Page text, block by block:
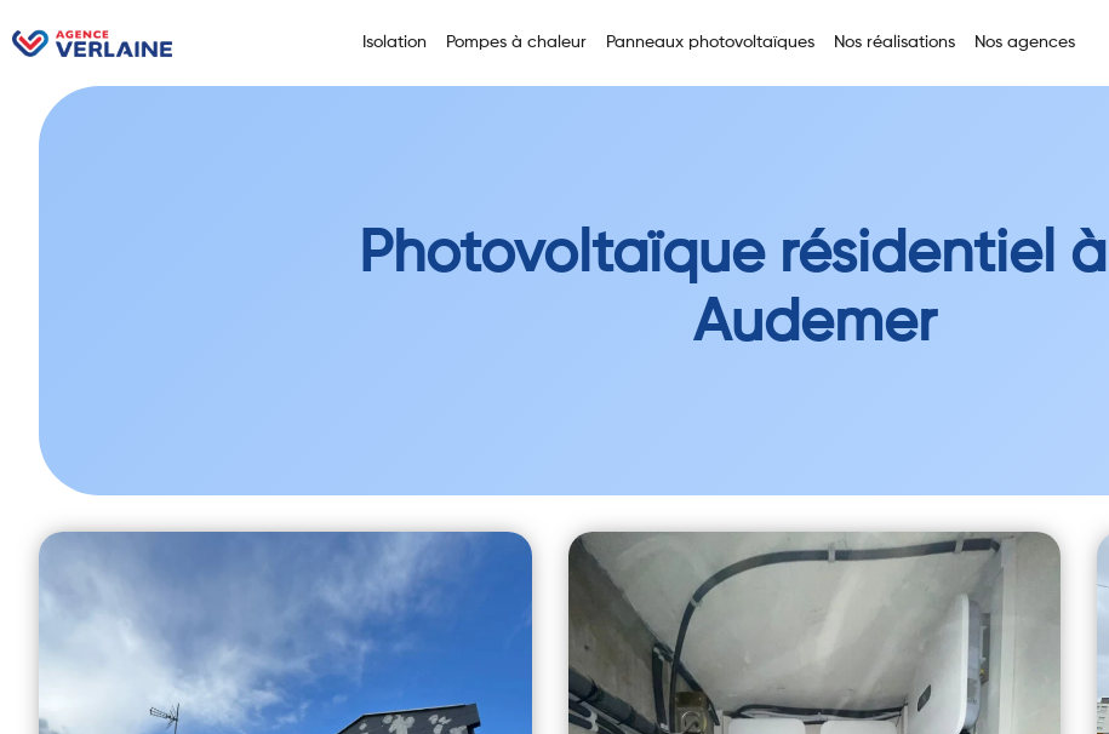
Isolation Pompes à chaleur Panneaux photovoltaïques Nos réalisations Nos agences
Photovoltaïque résidentiel
Audemer